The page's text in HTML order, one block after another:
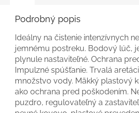
Podrobný popis
Ideálny na čistenie intenzívnych
jemnému postreku. Bodový lúč,
plynule nastaviteľné. Ochrana
Impulzné spúšťanie. Trvalá
množstvo vody. Mäkký plastový
ako ochrana pred poškodením.
puzdro, regulovateľný a